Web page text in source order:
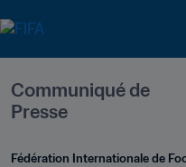
Communiqué de
Presse
Fédération Internationale de